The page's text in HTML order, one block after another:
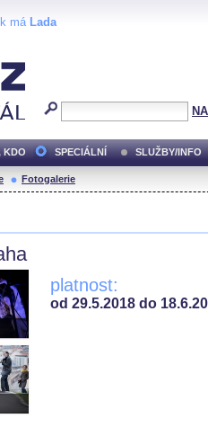
má Lada
KDO SPECIÁLNÍ SLUŽBY/INFO
Fotogalerie
platnost:
od 29.5.2018 do